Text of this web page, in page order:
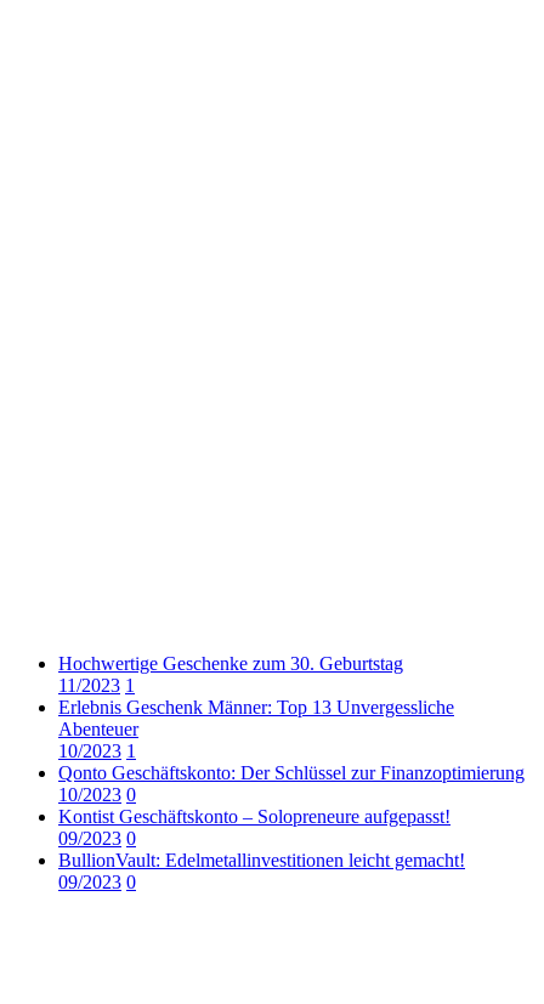
Hochwertige Geschenke zum 30. Geburtstag
11/2023 1
Erlebnis Geschenk Männer: Top 13 Unvergessliche
Abenteuer
10/2023 1
Qonto Geschäftskonto: Der Schlüssel zur Finanzoptimierung
10/2023 0
Kontist Geschäftskonto – Solopreneure aufgepasst!
09/2023 0
BullionVault: Edelmetallinvestitionen leicht gemacht!
09/2023 0